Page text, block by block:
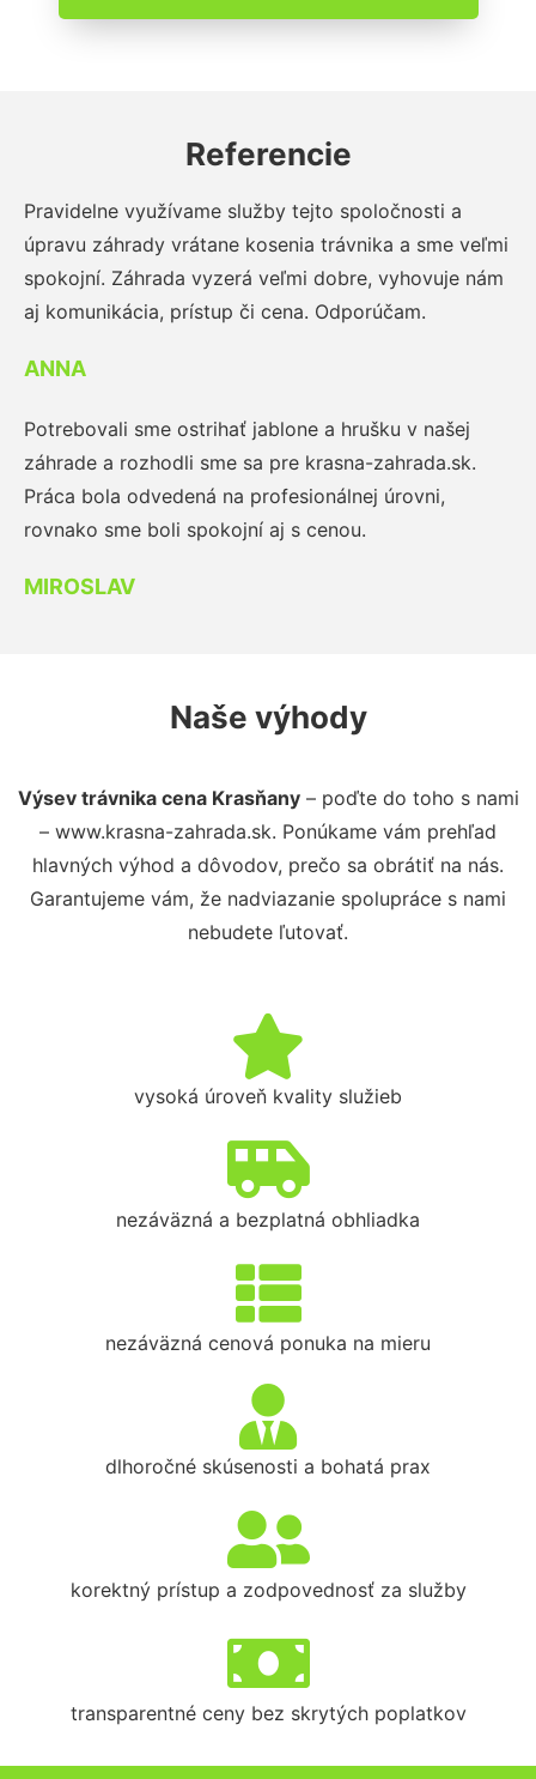
Referencie
Pravidelne využívame služby tejto spoločnosti a
úpravu záhrady vrátane kosenia trávnika a sme veľmi
spokojní. Záhrada vyzerá veľmi dobre, vyhovuje nám
aj komunikácia, prístup či cena. Odporúčam.
ANNA
Potrebovali sme ostrihať jablone a hrušku v našej
záhrade a rozhodli sme sa pre krasna-zahrada.sk.
Práca bola odvedená na profesionálnej úrovni,
rovnako sme boli spokojní aj s cenou.
MIROSLAV
Naše výhody
Výsev trávnika cena Krasňany– poďte do toho s nami
– www.krasna-zahrada.sk. Ponúkame vám prehľad
hlavných výhod a dôvodov, prečo sa obrátiť na nás.
Garantujeme vám, že nadviazanie spolupráce s nami
nebudete ľutovať.
vysoká úroveň kvality služieb
nezáväzná a bezplatná obhliadka
nezáväzná cenová ponuka na mieru
dlhoročné skúsenosti a bohatá prax
korektný prístup a zodpovednosť za služby
transparentné ceny bez skrytých poplatkov